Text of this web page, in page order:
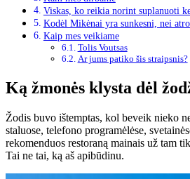
Viskas, ko reikia norint suplanuoti
Kodėl Mikėnai yra sunkesni, nei
Kaip mes veikiame
Tolis Voutsas
Ar jums patiko šis straipsnis?
Ką žmonės klysta dėl
Žodis buvo ištemptas, kol beveik nieko
staluose, telefono programėlėse,
rekomenduos restoraną mainais už tam
Tai ne tai, ką aš apibūdinu.